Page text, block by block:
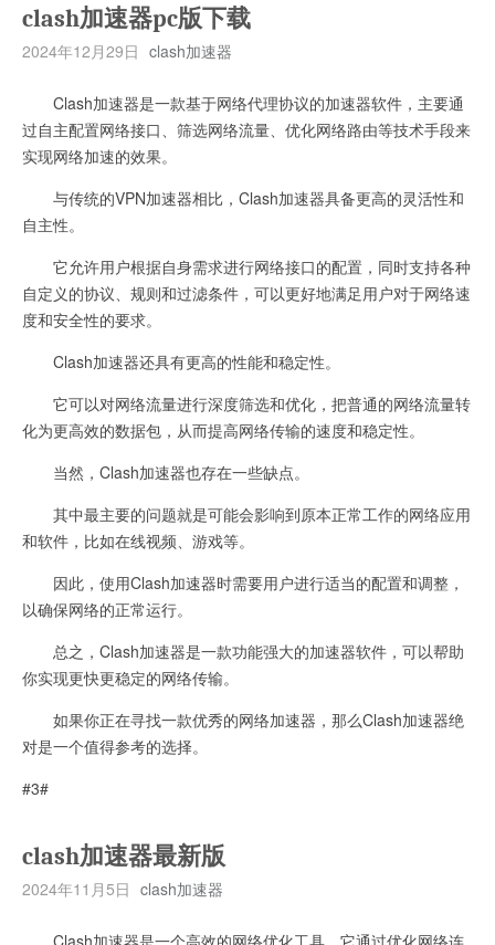
clash加速器pc版下载
2024年12月29日 clash加速器
Clash加速器是一款基于网络代理协议的加速器软件，主要通
过自主配置网络接口、筛选网络流量、优化网络路由等技术手段来
实现网络加速的效果。
与传统的VPN加速器相比，Clash加速器具备更高的灵活性和
自主性。
它允许用户根据自身需求进行网络接口的配置，同时支持各种
自定义的协议、规则和过滤条件，可以更好地满足用户对于网络速
度和安全性的要求。
Clash加速器还具有更高的性能和稳定性。
它可以对网络流量进行深度筛选和优化，把普通的网络流量转
化为更高效的数据包，从而提高网络传输的速度和稳定性。
当然，Clash加速器也存在一些缺点。
其中最主要的问题就是可能会影响到原本正常工作的网络应用
和软件，比如在线视频、游戏等。
因此，使用Clash加速器时需要用户进行适当的配置和调整，
以确保网络的正常运行。
总之，Clash加速器是一款功能强大的加速器软件，可以帮助
你实现更快更稳定的网络传输。
如果你正在寻找一款优秀的网络加速器，那么Clash加速器绝
对是一个值得参考的选择。
#3#
clash加速器最新版
2024年11月5日 clash加速器
Clash加速器是一个高效的网络优化工具，它通过优化网络连